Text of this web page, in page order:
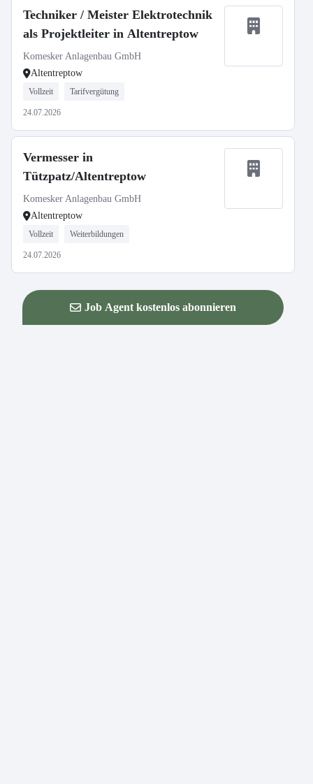
Techniker / Meister Elektrotechnik
als Projektleiter in Altentreptow
Komesker Anlagenbau GmbH
Altentreptow
Vollzeit Tarifvergütung
24.07.2026
Vermesser in
Tützpatz/Altentreptow
Komesker Anlagenbau GmbH
Altentreptow
Vollzeit Weiterbildungen
24.07.2026
Job Agent kostenlos abonnieren